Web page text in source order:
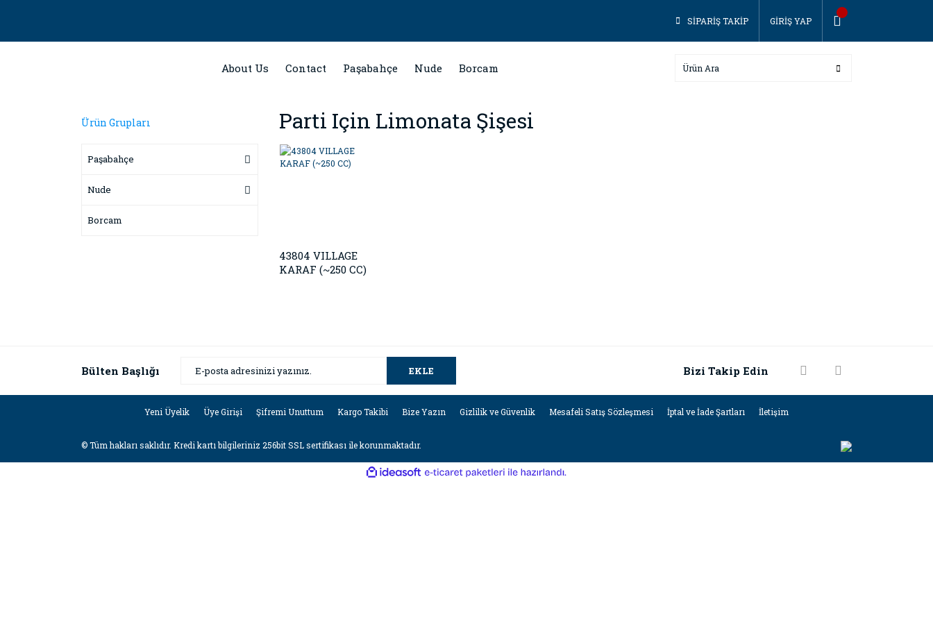
SİPARİŞ TAKİP GİRİŞ YAP
About Us Contact Paşabahçe Nude Borcam
Ürün Grupları
Paşabahçe
Nude
Borcam
Parti Için Limonata Şişesi
43804 VILLAGE
KARAF (~250 CC)
Bülten Başlığı EKLE Bizi Takip Edin
Yeni Üyelik Üye Girişi Şifremi Unuttum Kargo Takibi Bize Yazın Gizlilik ve Güvenlik Mesafeli Satış Sözleşmesi İptal ve İade Şartları İletişim
© Tüm hakları saklıdır. Kredi kartı bilgileriniz 256bit SSL sertifikası ile korunmaktadır.
ideasoft
e-